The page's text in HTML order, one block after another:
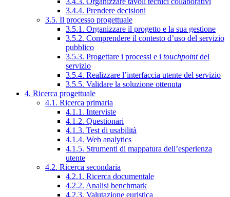
3.4.4. Prendere decisioni
3.5. Il processo progettuale
3.5.1. Organizzare il progetto e la sua gestione
3.5.2. Comprendere il contesto d’uso del servizio
pubblico
3.5.3. Progettare i processi e i touchpointdel
servizio
3.5.4. Realizzare l’interfaccia utente del servizio
3.5.5. Validare la soluzione ottenuta
4. Ricerca progettuale
4.1. Ricerca primaria
4.1.1. Interviste
4.1.2. Questionari
4.1.3. Test di usabilità
4.1.4. Web analytics
4.1.5. Strumenti di mappatura dell’esperienza
utente
4.2. Ricerca secondaria
4.2.1. Ricerca documentale
4.2.2. Analisi benchmark
4.2.3. Valutazione euristica